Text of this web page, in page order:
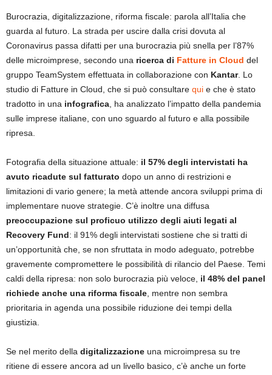
Burocrazia, digitalizzazione, riforma fiscale: parola all’Italia che
guarda al futuro. La strada per uscire dalla crisi dovuta al
Coronavirus passa difatti per una burocrazia più snella per l’87%
delle microimprese, secondo una ricerca di Fatture in Cloud del
gruppo TeamSystem effettuata in collaborazione con Kantar. Lo
studio di Fatture in Cloud, che si può consultare qui e che è stato
tradotto in una infografica, ha analizzato l’impatto della pandemia
sulle imprese italiane, con uno sguardo al futuro e alla possibile
ripresa.
Fotografia della situazione attuale: il 57% degli intervistati ha
avuto ricadute sul fatturato dopo un anno di restrizioni e
limitazioni di vario genere; la metà attende ancora sviluppi prima di
implementare nuove strategie. C’è inoltre una diffusa
preoccupazione sul proficuo utilizzo degli aiuti legati al
Recovery Fund: il 91% degli intervistati sostiene che si tratti di
un’opportunità che, se non sfruttata in modo adeguato, potrebbe
gravemente compromettere le possibilità di rilancio del Paese. Temi
caldi della ripresa: non solo burocrazia più veloce, il 48% del panel
richiede anche una riforma fiscale, mentre non sembra
prioritaria in agenda una possibile riduzione dei tempi della
giustizia.
Se nel merito della digitalizzazione una microimpresa su tre
ritiene di essere ancora ad un livello basico, c’è anche un forte